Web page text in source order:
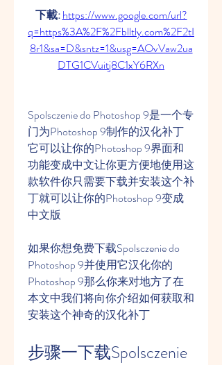
下載: https://www.google.com/url?
q=https%3A%2F%2Fblltly.com%2F2tI
8r1&sa=D&sntz=1&usg=AOvVaw2ua
DTG1CVuitj8C1xY6RXn
Spolsczenie do Photoshop 9是一个专
门为Photoshop 9制作的汉化补丁
它可以让你的Photoshop 9界面和
功能变成中文让你更方便地使用这
款软件你只需要下载并安装这个补
丁就可以让你的Photoshop 9变成
中文版
如果你想免费下载Spolsczenie do
Photoshop 9并使用它汉化你的
Photoshop 9那么你来对地方了在
本文中我们将向你介绍如何获取和
安装这个神奇的汉化补丁
步骤一下载Spolsczenie